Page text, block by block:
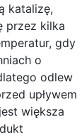
katalizę,
przez kilka
gdy
o
odlew
upływem
większa